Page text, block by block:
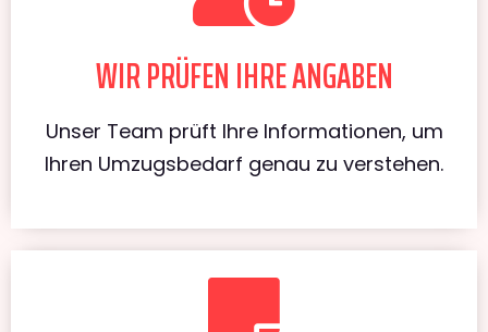
WIR PRÜFEN IHRE ANGABEN
Unser Team prüft Ihre Informationen, um
Ihren Umzugsbedarf genau zu verstehen.